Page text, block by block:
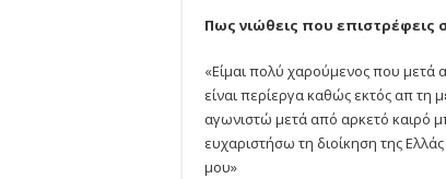
Πως νιώθεις που επιστρέφεις
«Είμαι πολύ χαρούμενος που μετά
είναι περίεργα καθώς εκτός απ τη
αγωνιστώ μετά από αρκετό
ευχαριστήσω τη διοίκηση της
μου»